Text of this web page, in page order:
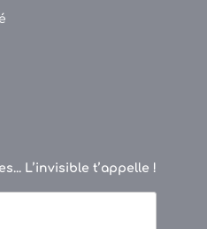
L’invisible t’appelle !